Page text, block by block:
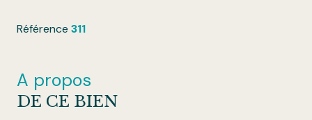
Référence 311
A propos
DE CE BIEN